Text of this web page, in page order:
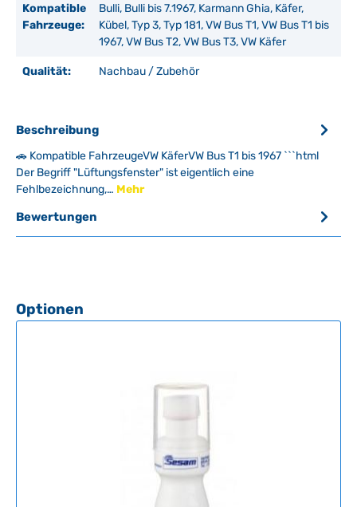
Kompatible
Fahrzeuge:
Bulli, Bulli bis 7.1967, Karmann Ghia, Käfer,
Kübel, Typ 3, Typ 181, VW Bus T1, VW Bus T1 bis
1967, VW Bus T2, VW Bus T3, VW Käfer
Qualität: Nachbau / Zubehör
Beschreibung
🚗 Kompatible FahrzeugeVW KäferVW Bus T1 bis 1967 ```html
Der Begriff "Lüftungsfenster" ist eigentlich eine
Fehlbezeichnung,… Mehr
Bewertungen
Produktgalerie überspringen
Optionen